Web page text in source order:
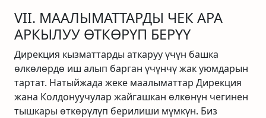
VII. МААЛЫМАТТАРДЫ ЧЕК АРА
АРКЫЛУУ ӨТКӨРҮП БЕРҮҮ
Дирекция кызматтарды аткаруу үчүн башка
өлкөлөрдө иш алып барган үчүнчү жак уюмдарын
тартат. Натыйжада жеке маалыматтар Дирекция
жана Колдонуучулар жайгашкан өлкөнүн чегинен
тышкары өткөрүлүп берилиши мүмкүн. Биз